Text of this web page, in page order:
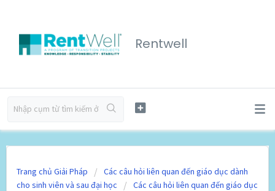
Rentwell
Trang chủ Giải Pháp
Các câu hỏi liên quan đến giáo dục dành
cho sinh viên và sau đại học
Các câu hỏi liên quan đến giáo dục